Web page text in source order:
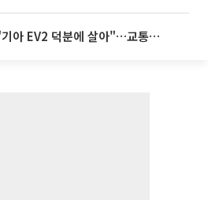
'굿 윌 헌팅' 배우 "기아 EV2 덕분에 살아"…교통사고 후 안전성 극찬